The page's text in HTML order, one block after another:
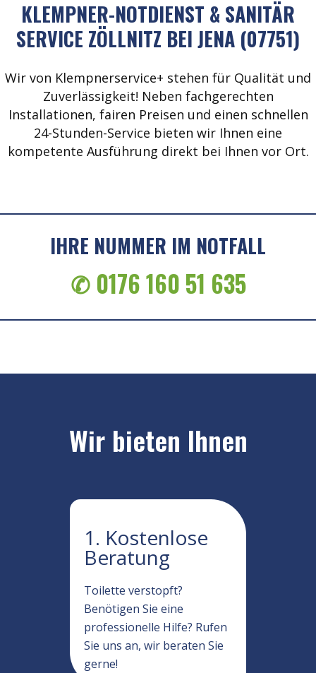
KLEMPNER-NOTDIENST & SANITÄR
SERVICE ZÖLLNITZ BEI JENA (07751)
Wir von Klempnerservice+ stehen für Qualität und
Zuverlässigkeit! Neben fachgerechten
Installationen, fairen Preisen und einen schnellen
24-Stunden-Service bieten wir Ihnen eine
kompetente Ausführung direkt bei Ihnen vor Ort.
IHRE NUMMER IM NOTFALL
✆ 0176 160 51 635
Wir bieten Ihnen
1. Kostenlose
Beratung
Toilette verstopft?
Benötigen Sie eine
professionelle Hilfe? Rufen
Sie uns an, wir beraten Sie
gerne!